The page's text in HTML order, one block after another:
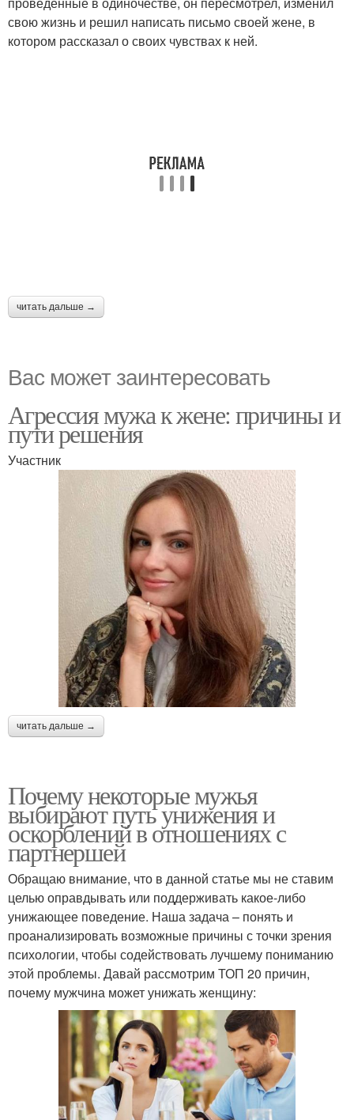
свою жизнь и решил написать письмо своей жене, в
котором рассказал о своих чувствах к ней.
читать дальше →
Вас может заинтересовать
Агрессия мужа к жене: причины и
пути решения
Участник
читать дальше →
Почему некоторые мужья
выбирают путь унижения и
оскорблений в отношениях с
партнершей
Обращаю внимание, что в данной статье мы не ставим
целью оправдывать или поддерживать какое-либо
унижающее поведение. Наша задача – понять и
проанализировать возможные причины с точки зрения
психологии, чтобы содействовать лучшему пониманию
этой проблемы. Давай рассмотрим ТОП 20 причин,
почему мужчина может унижать женщину: